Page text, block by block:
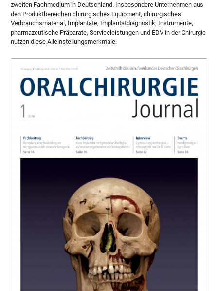
zweiten Fachmedium in Deutschland. Insbesondere Unternehmen aus
den Produktbereichen chirurgisches Equipment, chirurgisches
Verbrauchsmaterial, Implantate, Implantatdiagnostik, Instrumente,
pharmazeutische Präparate, Serviceleistungen und EDV in der Chirurgie
nutzen diese Alleinstellungsmerkmale.